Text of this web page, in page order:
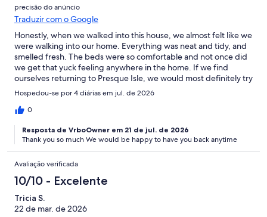
precisão do anúncio
Traduzir com o Google
Honestly, when we walked into this house, we almost felt like we
were walking into our home. Everything was neat and tidy, and
smelled fresh. The beds were so comfortable and not once did
we get that yuck feeling anywhere in the home. If we find
ourselves returning to Presque Isle, we would most definitely try
to rent the same house. Maureen, you are a peach! Thank you
for the ease of communicating with all of the questions we had.
Hospedou-se por 4 diárias em jul. de 2026
0
Resposta de VrboOwner em 21 de jul. de 2026
Thank you so much We would be happy to have you back anytime
Avaliação verificada
10/10 - Excelente
Tricia S.
22 de mar. de 2026